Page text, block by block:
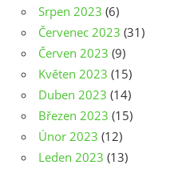
Srpen 2023 (6)
Červenec 2023 (31)
Červen 2023 (9)
Květen 2023 (15)
Duben 2023 (14)
Březen 2023 (15)
Únor 2023 (12)
Leden 2023 (13)